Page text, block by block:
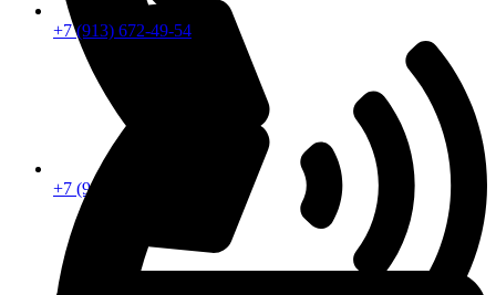
+7 (913) 672-49-54
+7 (913) 672-49-54